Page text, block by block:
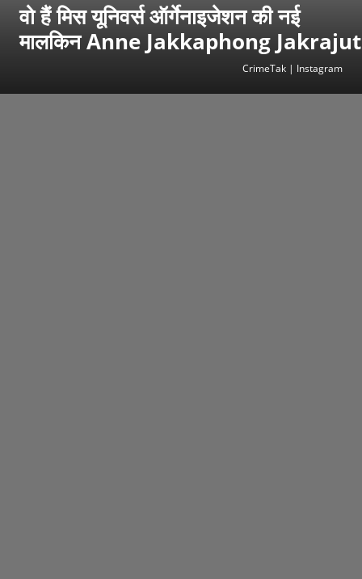
वो हैं मिस यूनिवर्स ऑर्गेनाइजेशन की नई
मालकिन Anne Jakkaphong
CrimeTak | Instagram